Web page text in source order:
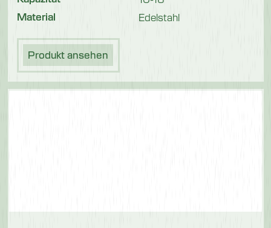
Material Edelstahl
Produkt ansehen